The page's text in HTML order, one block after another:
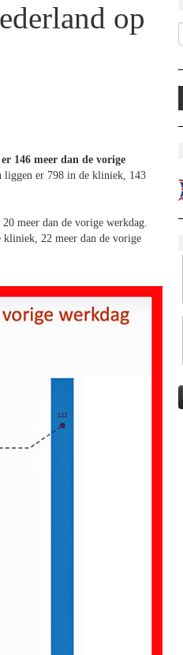
op
146 meer dan de vorige
liggen er 798 in de kliniek, 143
meer dan de vorige werkdag.
kliniek, 22 meer dan de vorige